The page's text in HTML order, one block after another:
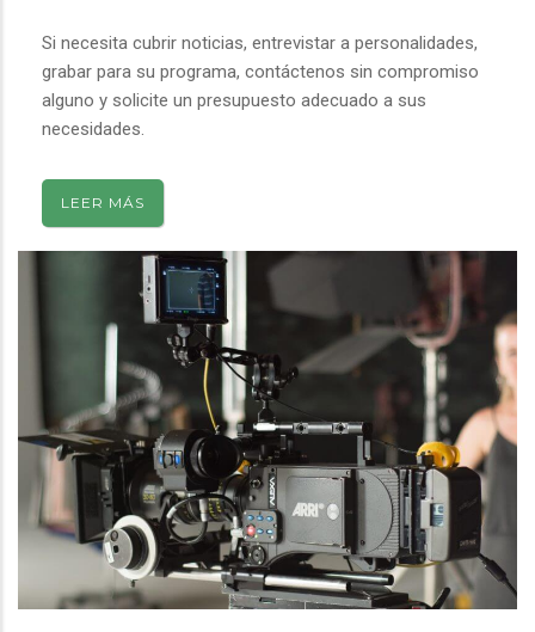
Si necesita cubrir noticias, entrevistar a personalidades,
grabar para su programa, contáctenos sin compromiso
alguno y solicite un presupuesto adecuado a sus
necesidades.
LEER MÁS